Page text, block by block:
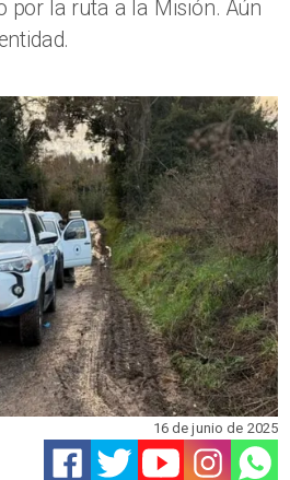
por la ruta a la Misión. Aún
16 de junio de 2025